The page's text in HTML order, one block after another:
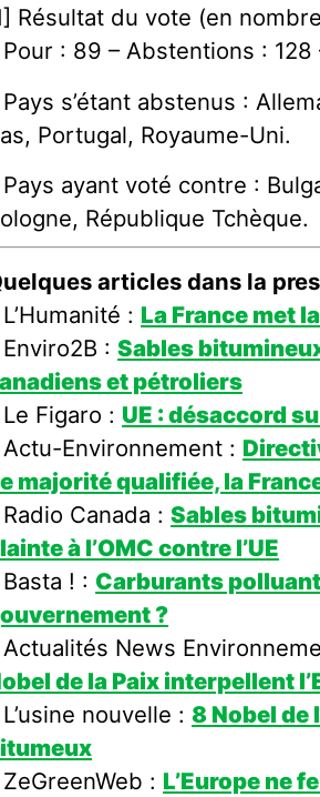
Résultat du vote (en
Pour : 89 – Abstentions : 128
Pays s’étant abstenus :
Portugal, Royaume-Uni.
Pays ayant voté contre :
République Tchèque.
articles dans la
: La France met
Enviro2B :Sables
et pétroliers
Figaro : UE : désaccord
Actu-Environnement :
majorité qualifiée, la
Radio Canada :Sables
à l’OMC contre l’UE
! : Carburants
?
Actualités News
de la Paix interpellent
L’usine nouvelle :8 Nobel de
: L’Europe ne